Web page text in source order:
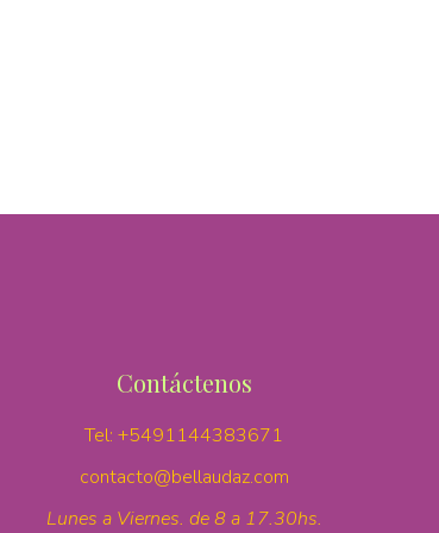
Contáctenos
Tel:+5491144383671
contacto@bellaudaz.com
Lunes a Viernes. de 8 a 17.30hs.